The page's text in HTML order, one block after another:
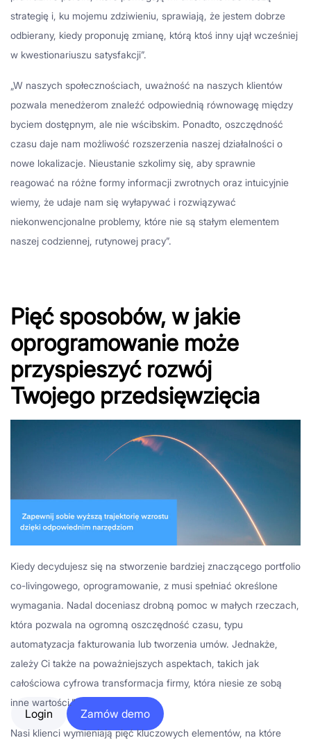
strategię i, ku mojemu zdziwieniu, sprawiają, że jestem dobrze
odbierany, kiedy proponuję zmianę, którą ktoś inny ujął wcześniej
w kwestionariuszu satysfakcji”.
„W naszych społecznościach, uważność na naszych klientów
pozwala menedżerom znaleźć odpowiednią równowagę między
byciem dostępnym, ale nie wścibskim. Ponadto, oszczędność
czasu daje nam możliwość rozszerzenia naszej działalności o
nowe lokalizacje. Nieustanie szkolimy się, aby sprawnie
reagować na różne formy informacji zwrotnych oraz intuicyjnie
wiemy, że udaje nam się wyłapywać i rozwiązywać
niekonwencjonalne problemy, które nie są stałym elementem
naszej codziennej, rutynowej pracy”.
Pięć sposobów, w jakie
oprogramowanie może
przyspieszyć rozwój
Twojego przedsięwzięcia
Kiedy decydujesz się na stworzenie bardziej znaczącego portfolio
co-livingowego, oprogramowanie, z musi spełniać określone
wymagania. Nadal doceniasz drobną pomoc w małych rzeczach,
która pozwala na ogromną oszczędność czasu, typu
automatyzacja fakturowania lub tworzenia umów. Jednakże,
zależy Ci także na poważniejszych aspektach, takich jak
całościowa cyfrowa transformacja firmy, która niesie ze sobą
inne wartości.”
Nasi klienci wymieniają pięć kluczowych elementów, na które
Login Zamów demo